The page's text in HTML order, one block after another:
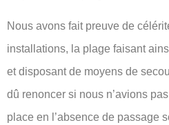
Nous avons fait preuve de
installations, la plage faisant
et disposant de moyens de
dû renoncer si nous n’avions
place en l’absence de passage